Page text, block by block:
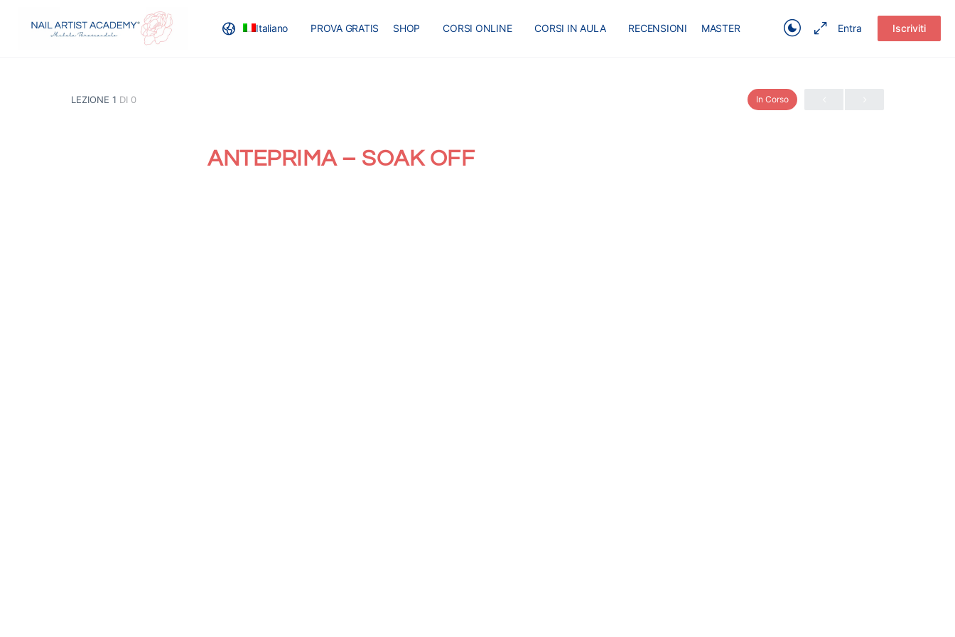
Italiano PROVA GRATIS SHOP CORSI ONLINE CORSI IN AULA RECENSIONI MASTER Entra Iscriviti
LEZIONE 1 DI 0 In Corso
ANTEPRIMA – SOAK OFF